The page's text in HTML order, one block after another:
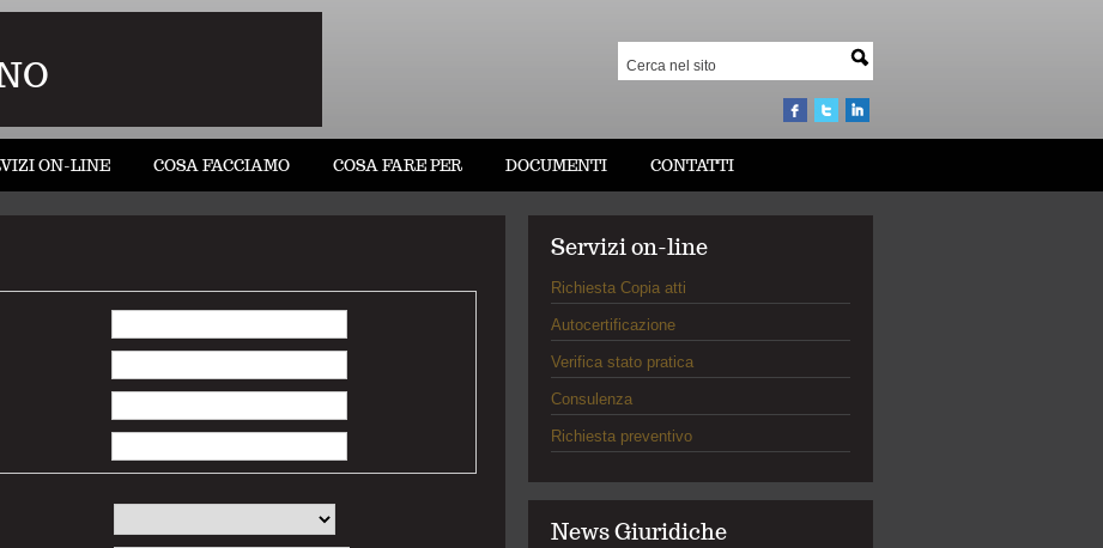
ON-LINE COSA FACCIAMO COSA FARE PER DOCUMENTI CONTATTI
Servizi on-line
Richiesta Copia atti
Autocertificazione
Verifica stato pratica
Consulenza
Richiesta preventivo
News Giuridiche